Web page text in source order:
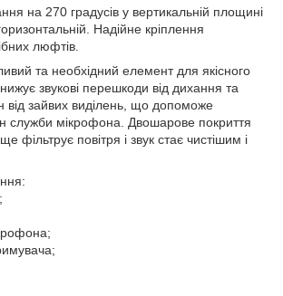
на 270 градусів у вертикальній площині
Надійне кріплення
люфтів.
та необхідний елемент для якісного
звукові перешкоди від дихання та
від зайвих виділень, що допоможе
служби мікрофона. Двошарове покриття
фільтрує повітря і звук стає чистішим і